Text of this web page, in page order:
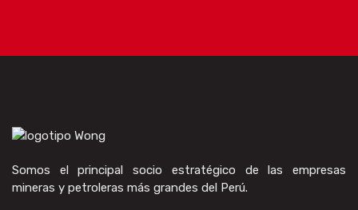
Somos el principal socio estratégico de las empresas
mineras y petroleras más grandes del Perú.